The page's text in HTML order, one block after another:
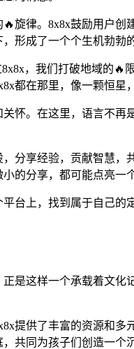
旋律。8x8x鼓励用户
形成了一个个生机勃勃
，我们打破地域的
在那里，像一颗恒星
怀。在这里，语言不
分享经验，贡献智慧
分享，都可能点亮一
台上，找到属于自己
是这样一个承载着文
提供了丰富的资源和
共同为孩子们创造一个